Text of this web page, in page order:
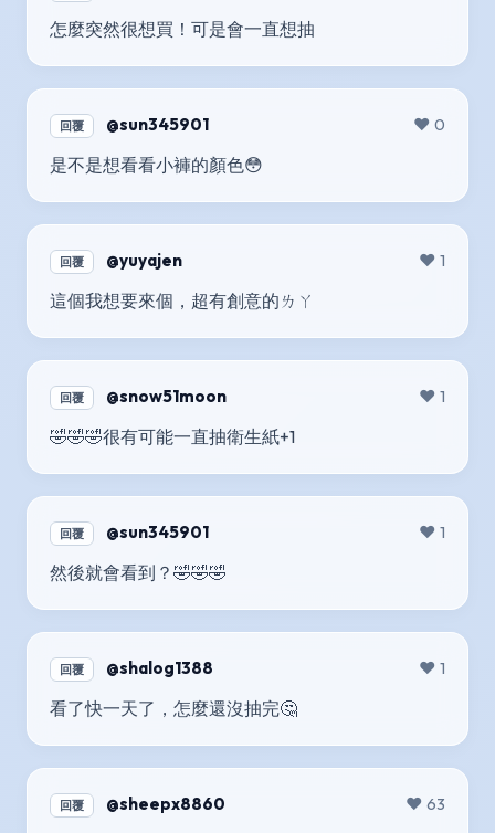
怎麼突然很想買！可是會一直想抽
回覆 @sun345901 ❤️ 0
是不是想看看小褲的顏色😳
回覆 @yuyajen ❤️ 1
這個我想要來個，超有創意的ㄌㄚ
回覆 @snow51moon ❤️ 1
🤣🤣🤣很有可能一直抽衛生紙+1
回覆 @sun345901 ❤️ 1
然後就會看到？🤣🤣🤣
回覆 @shalog1388 ❤️ 1
看了快一天了，怎麼還沒抽完🤔
回覆 @sheepx8860 ❤️ 63